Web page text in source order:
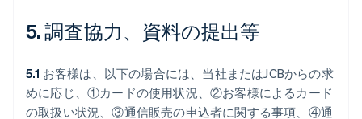
5. 調査協力、資料の提出等
5.1 お客様は、以下の場合には、当社またはJCBからの求
めに応じ、①カードの使用状況、②お客様によるカード
の取扱い状況、③通信販売の申込者に関する事項、④通